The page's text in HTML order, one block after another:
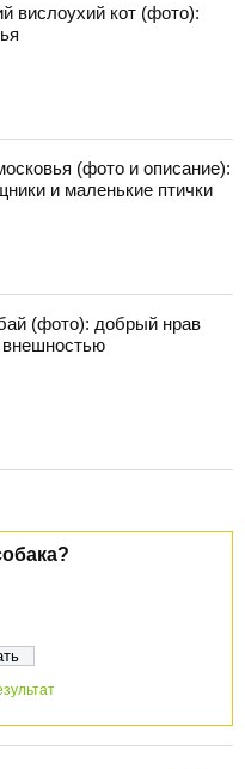
вислоухий кот (фото):
(фото и описание):
и маленькие птички
(фото): добрый нрав
внешностью